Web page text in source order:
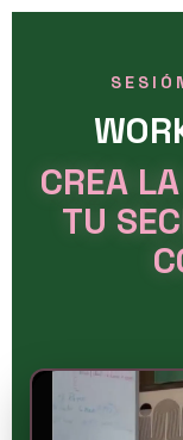
CREA
TU